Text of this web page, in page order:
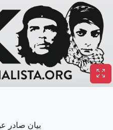
بيان صادر